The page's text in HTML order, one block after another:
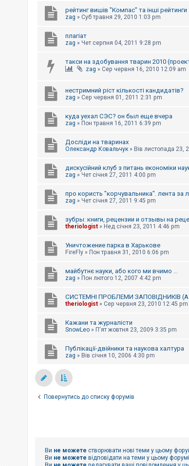
рейтинг вишів "Компас" та інші рейтинги
zag » Суб травня 29, 2010 1:03 pm
плагіат
zag » Чет серпня 04, 2011 9:28 pm
такси на здобування тварин 2010
zag » Сер червня 16, 2010 12:09 am
нестримний ріст кількості кандидатів?
zag » Сер червня 01, 2011 2:31 pm
куда уехал СЭС? он был еще вчера
zag » Пон травня 16, 2011 6:39 pm
Досліди на тваринах
Олександр Ковальчук » Вів листопада 23,
дискусійний клуб з питань економіки
zag » Чет січня 27, 2011 4:00 pm
про користь "корчувальника". лента за
zag » Чет січня 27, 2011 9:45 pm
зубры: книги, рецензии и отзывы на
theriologist » Нед січня 23, 2011 4:46 pm
Уничтожение парка в Харькове
FireFly » Пон травня 31, 2010 6:06 pm
майбутнє науки, або кого ми вчимо ...
zag » Пон лютого 12, 2007 4:42 pm
СИСТЕМНІ ПРОБЛЕМИ ЗАПОВІДНИКІВ
theriologist » Сер червня 23, 2010 12:45 pm
Кажани та журналісти
SnowLeo » П'ят жовтня 23, 2009 3:35 pm
Публікації-двійники та наукова халтура
zag » Вів січня 10, 2006 4:30 pm
Повернутись до списку форумів
Ви не можете створювати нові теми у цьому
Ви не можете відповідати на теми у цьому форумі